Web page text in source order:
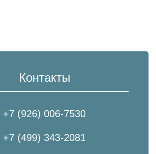
Контакты
+7 (926) 006-7530
+7 (499) 343-2081